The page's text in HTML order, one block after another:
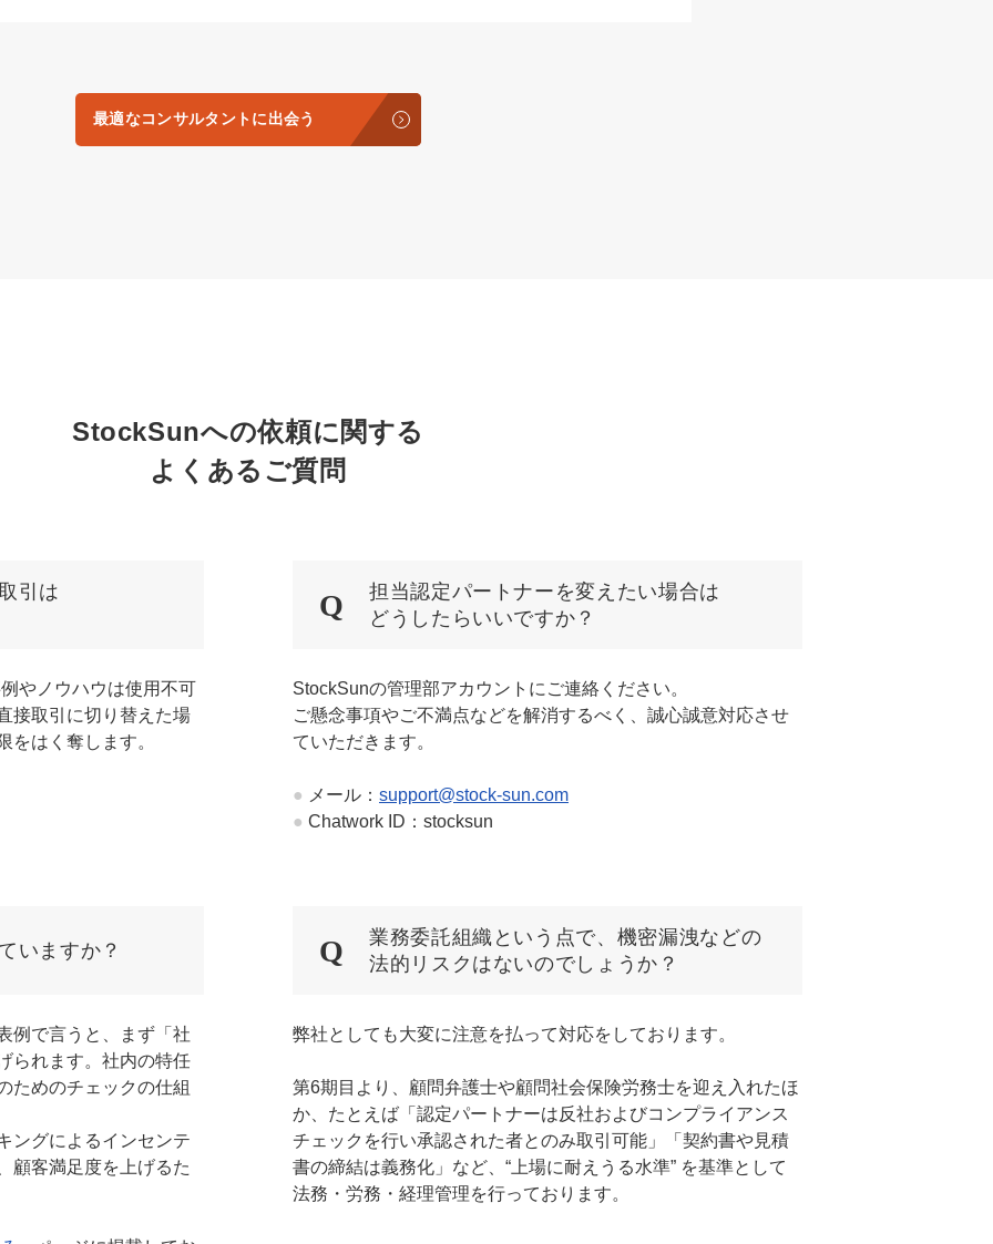
最適なコンサルタントに出会う
StockSunへの依頼に関する
よくあるご質問
引は
やノウハウは使用不可
接取引に切り替えた場
をはく奪します。
担当認定パートナーを変えたい場合は
どうしたらいいですか？
StockSunの管理部アカウントにご連絡ください。
ご懸念事項やご不満点などを解消するべく、誠心誠意対応させ
ていただきます。
● メール： support@stock-sun.com
● Chatwork ID：stocksun
いますか？
例で言うと、まず「社
られます。社内の特任
ためのチェックの仕組
ングによるインセンテ
顧客満足度を上げるた
業務委託組織という点で、機密漏洩などの
法的リスクはないのでしょうか？
弊社としても大変に注意を払って対応をしております。
第6期目より、顧問弁護士や顧問社会保険労務士を迎え入れたほ
か、たとえば「認定パートナーは反社およびコンプライアンス
チェックを行い承認された者とのみ取引可能」「契約書や見積
書の締結は義務化」など、“上場に耐えうる水準” を基準として
法務・労務・経理管理を行っております。